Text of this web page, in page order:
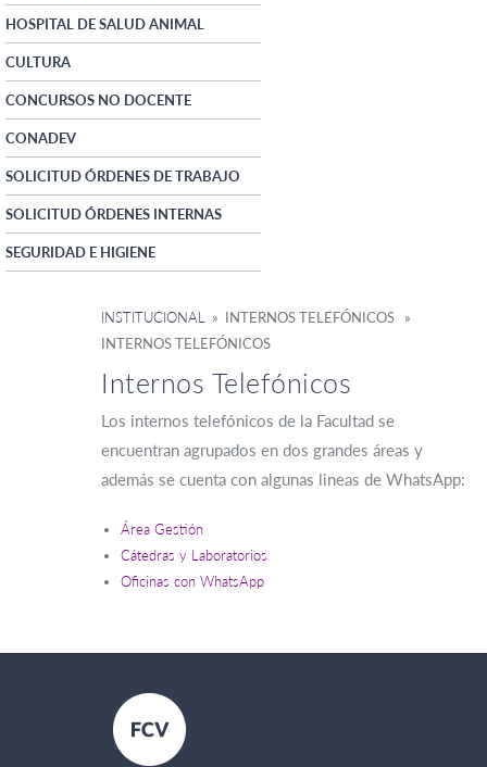
HOSPITAL DE SALUD ANIMAL
CULTURA
CONCURSOS NO DOCENTE
CONADEV
SOLICITUD ÓRDENES DE TRABAJO
SOLICITUD ÓRDENES INTERNAS
SEGURIDAD E HIGIENE
INSTITUCIONAL
» INTERNOS TELEFÓNICOS »
INTERNOS TELEFÓNICOS
Internos Telefónicos
Los internos telefónicos de la Facultad se
encuentran agrupados en dos grandes áreas y
además se cuenta con algunas lineas de WhatsApp:
Área Gestión
Cátedras y Laboratorios
Oficinas con WhatsApp